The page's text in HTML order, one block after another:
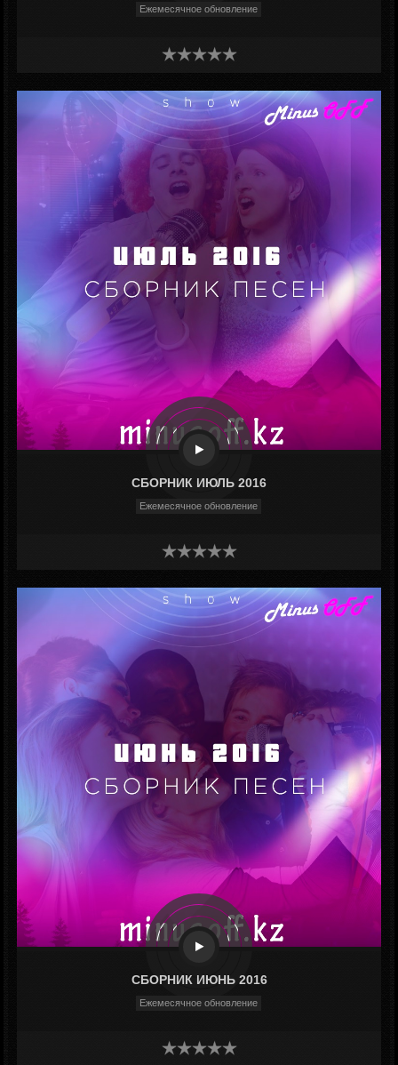
Ежемесячное обновление
СБОРНИК ИЮЛЬ 2016
Ежемесячное обновление
СБОРНИК ИЮНЬ 2016
Ежемесячное обновление